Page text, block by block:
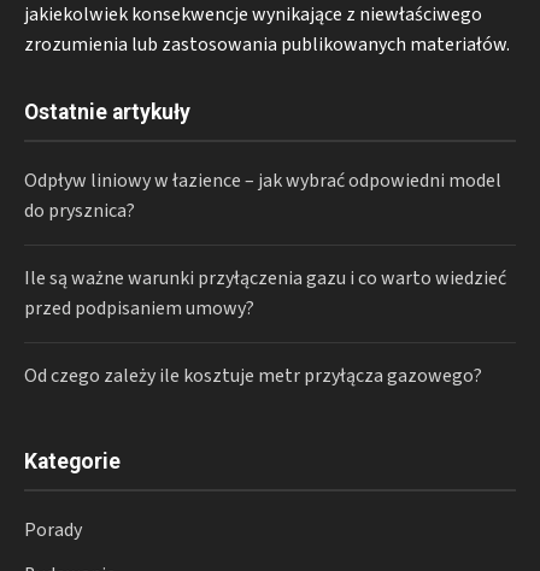
jakiekolwiek konsekwencje wynikające z niewłaściwego
zrozumienia lub zastosowania publikowanych materiałów.
Ostatnie artykuły
Odpływ liniowy w łazience – jak wybrać odpowiedni model
do prysznica?
Ile są ważne warunki przyłączenia gazu i co warto wiedzieć
przed podpisaniem umowy?
Od czego zależy ile kosztuje metr przyłącza gazowego?
Kategorie
Porady